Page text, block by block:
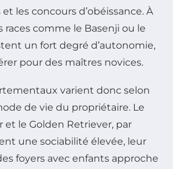
les concours d’obéissance. À
races comme le Basenji ou le
un fort degré d’autonomie,
pour des maîtres novices.
varient donc selon
de vie du propriétaire. Le
et le Golden Retriever, par
une sociabilité élevée, leur
foyers avec enfants approche